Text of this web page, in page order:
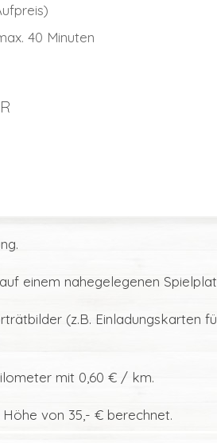
40 Minuten
einem nahegelegenen
(z.B. Einladungskarten
mit 0,60 € / km.
von 35,- € berechnet.